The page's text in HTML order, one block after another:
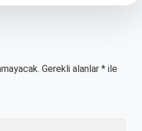
Gerekli alanlar * ile